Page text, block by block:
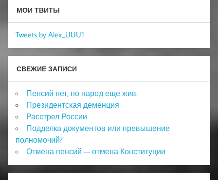
МОИ ТВИТЫ
Tweets by Alex_UUU1
СВЕЖИЕ ЗАПИСИ
Пенсий нет, но народ еще жив.
Президентская деменция
Расстрел России
Подделка документов или превышение
полномочий?
Отмена пенсий — отмена Конституции